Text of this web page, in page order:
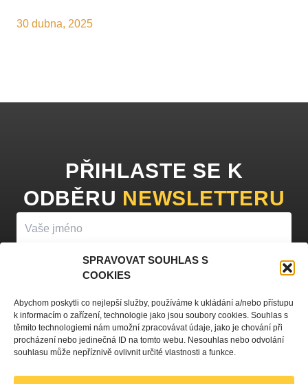
SPRAVOVAT SOUHLAS S
COOKIES
Abychom poskytli co nejlepší služby, používáme k ukládání a/nebo přístupu
k informacím o zařízení, technologie jako jsou soubory cookies. Souhlas s
těmito technologiemi nám umožní zpracovávat údaje, jako je chování při
procházení nebo jedinečná ID na tomto webu. Nesouhlas nebo odvolání
souhlasu může nepříznivě ovlivnit určité vlastnosti a funkce.
30 dubna, 2025
PŘIHLASTE SE K
ODBĚRU NEWSLETTERU
Vyplněním vašeho jména a e-mailu souhlasíte sezpracováním
osobních údajůa zasíláním obchodních sdělení.